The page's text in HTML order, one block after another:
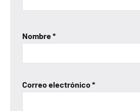
Nombre*
Correo electrónico*